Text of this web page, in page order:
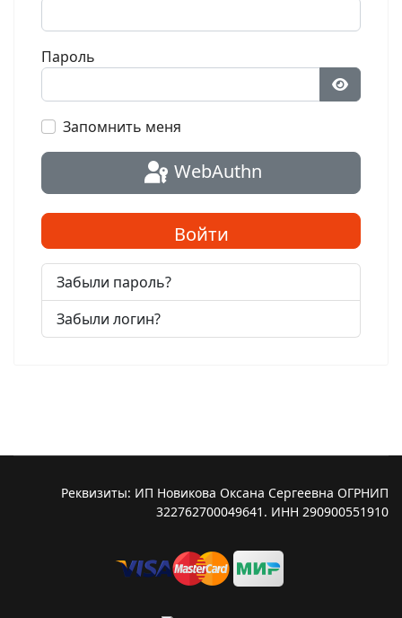
Пароль
Запомнить меня
WebAuthn
Войти
Забыли пароль?
Забыли логин?
Реквизиты: ИП Новикова Оксана Сергеевна ОГРНИП
322762700049641. ИНН 290900551910